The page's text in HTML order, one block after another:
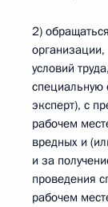
2)
условий
специальную
эксперт), с
рабочем
вредных и
и за
проведения
рабочем